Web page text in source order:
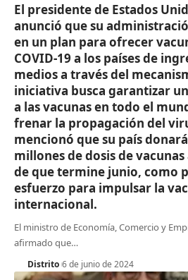
El presidente de Estados
anunció que su
en un plan para ofrecer
COVID-19 a los países de
medios a través del
iniciativa busca garantizar
a las vacunas en todo el
frenar la propagación del
mencionó que su país
millones de dosis de
de que termine junio, como
esfuerzo para impulsar la
internacional.
El ministro de Economía, Comercio y
afirmado que…
Distrito 6 de junio de 2024